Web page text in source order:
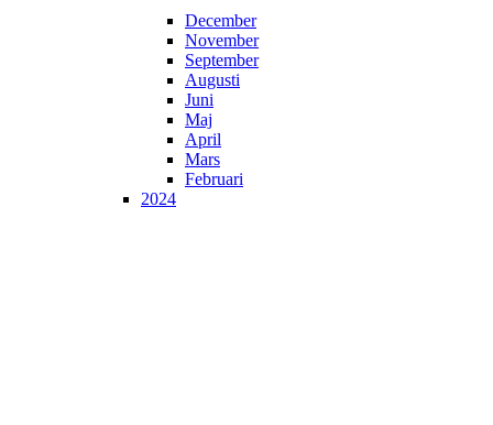
December
November
September
Augusti
Juni
Maj
April
Mars
Februari
2024